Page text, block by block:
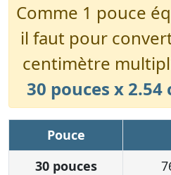
Comme 1 pouce
il faut pour
centimètre
30 pouces x 2.54
Pouce
30 pouces